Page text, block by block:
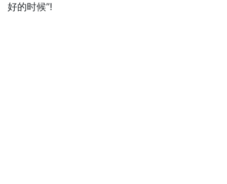
好的时候”!